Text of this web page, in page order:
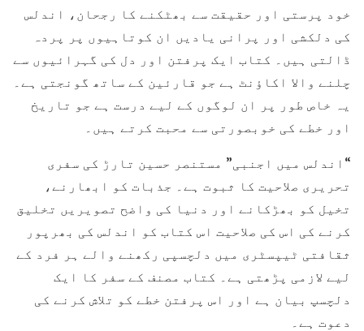
خود پرستی اور حقیقت سے بھٹکنے کا رجحان، اندلس
کی دلکشی اور پرانی یادیں ان کوتاہیوں پر پردہ
ڈالتی ہیں۔ کتاب ایک پرفتن اور دل کی گہرائیوں سے
چلنے والا اکاؤنٹ ہے جو قارئین کے ساتھ گونجتی ہے۔
یہ خاص طور پر ان لوگوں کے لیے درست ہے جو تاریخ
اور خطے کی خوبصورتی سے محبت کرتے ہیں۔
“اندلس میں اجنبی” مستنصر حسین تارڑ کی سفری
تحریری صلاحیت کا ثبوت ہے۔ جذبات کو ابھارنے،
تخیل کو بھڑکانے اور دنیا کی واضح تصویریں تخلیق
کرنے کی اس کی صلاحیت اس کتاب کو اندلس کی بھرپور
ثقافتی ٹیپسٹری میں دلچسپی رکھنے والے ہر فرد کے
لیے لازمی پڑھتی ہے۔ کتاب مصنف کے سفر کا ایک
دلچسپ بیان ہے اور اس پرفتن خطے کو تلاش کرنے کی
دعوت ہے۔